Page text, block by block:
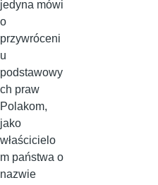
jedyna mówi
o
przywróceni
u
podstawowy
ch praw
Polakom,
jako
właścicielo
m państwa o
nazwie